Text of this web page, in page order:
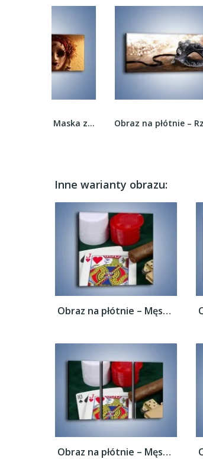
Obraz na płótnie – Rzeczy porzucone po...
Inne warianty obrazu:
Obraz na płótnie – Męski świat hazardu –...
Obraz na płótnie – Męski świat hazardu –...